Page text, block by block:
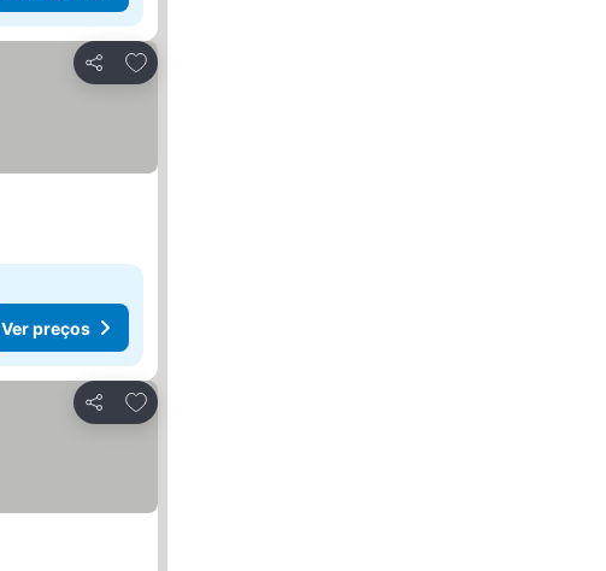
Partilhar
Adicionar aos favoritos
Ver preços
Partilhar
Adicionar aos favoritos